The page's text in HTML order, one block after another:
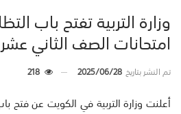
وزارة التربية تفتح باب
امتحانات الصف الثاني عشر
تم النشر بتاريخ2025/06/28
218
أعلنت وزارة التربية في الكويت عن فتح